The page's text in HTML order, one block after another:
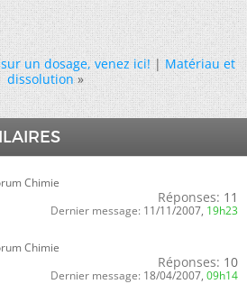
un dosage, venez ici!|Matériau et
dissolution »
Chimie
Réponses: 11
Dernier message: 11/11/2007, 19h23
Chimie
Réponses: 10
Dernier message: 18/04/2007, 09h14